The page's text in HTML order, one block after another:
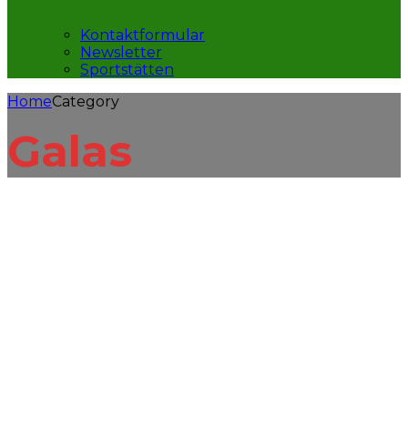
Kontaktformular
Newsletter
Sportstätten
HomeCategory
Galas